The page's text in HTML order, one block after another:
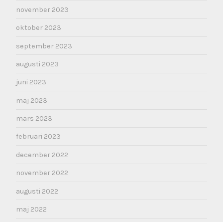
november 2023
oktober 2023
september 2023
augusti 2023
juni 2023
maj 2023
mars 2023
februari 2023
december 2022
november 2022
augusti 2022
maj 2022